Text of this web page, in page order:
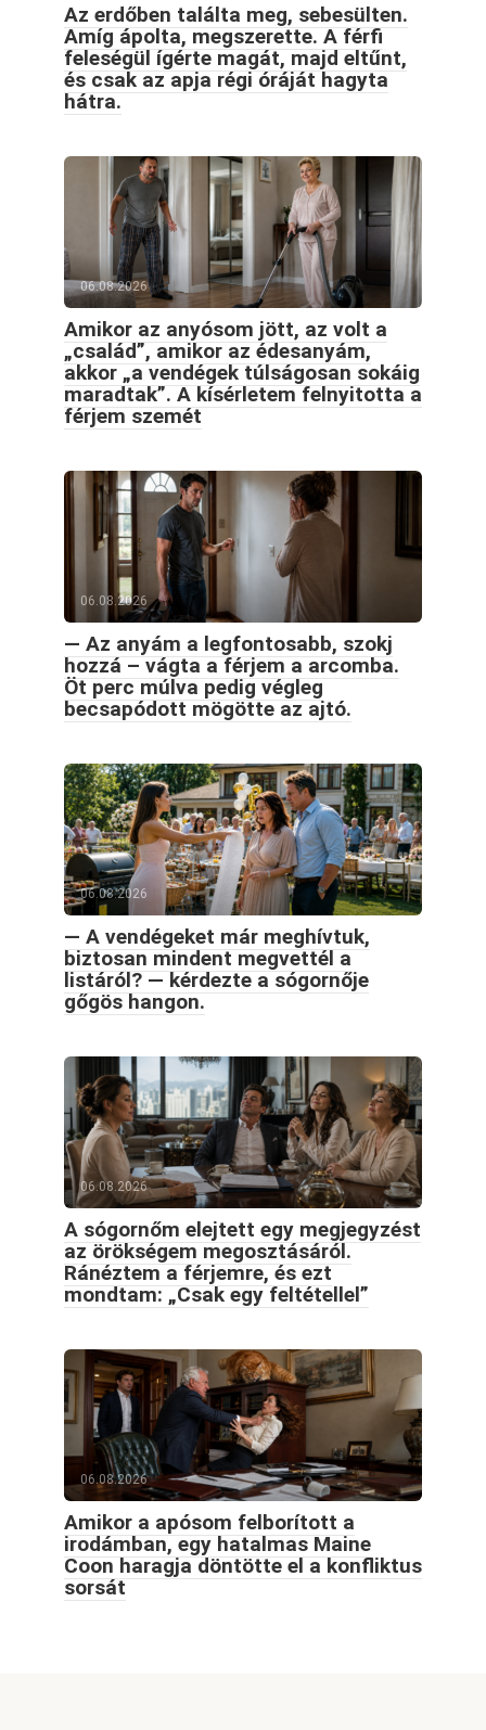
Az erdőben találta meg, sebesülten.
Amíg ápolta, megszerette. A férfi
feleségül ígérte magát, majd eltűnt,
és csak az apja régi óráját hagyta
hátra.
06.08.2026
Amikor az anyósom jött, az volt a
„család”, amikor az édesanyám,
akkor „a vendégek túlságosan sokáig
maradtak”. A kísérletem felnyitotta a
férjem szemét
06.08.2026
— Az anyám a legfontosabb, szokj
hozzá – vágta a férjem a arcomba.
Öt perc múlva pedig végleg
becsapódott mögötte az ajtó.
06.08.2026
— A vendégeket már meghívtuk,
biztosan mindent megvettél a
listáról? — kérdezte a sógornője
gőgös hangon.
06.08.2026
A sógornőm elejtett egy megjegyzést
az örökségem megosztásáról.
Ránéztem a férjemre, és ezt
mondtam: „Csak egy feltétellel”
06.08.2026
Amikor a apósom felborított a
irodámban, egy hatalmas Maine
Coon haragja döntötte el a konfliktus
sorsát